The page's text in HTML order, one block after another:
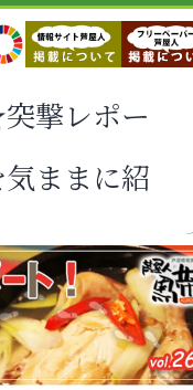
撃レポー
ままに紹